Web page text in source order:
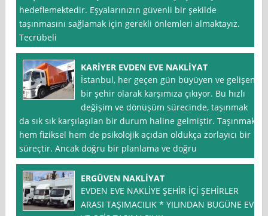
hedeflemektedir. Eşyalarınızın güvenli bir şekilde
taşınmasını sağlamak için gerekli önlemleri almaktayız.
Tecrübeli
KARİYER EVDEN EVE NAKLİYAT
İstanbul, her geçen gün büyüyen ve gelişen
bir şehir olarak karşımıza çıkıyor. Bu hızlı
değişim ve dönüşüm sürecinde, taşınmak
da sık sık karşılaşılan bir durum haline gelmiştir. Taşınmak,
hem fiziksel hem de psikolojik açıdan oldukça zorlayıcı bir
süreçtir. Ancak doğru bir planlama ve doğru
ERGÜVEN NAKLİYAT
EVDEN EVE NAKLİYE ŞEHİR İÇİ ŞEHİRLER
ARASI TAŞIMACILIK * YILINDAN BUGÜNE EV